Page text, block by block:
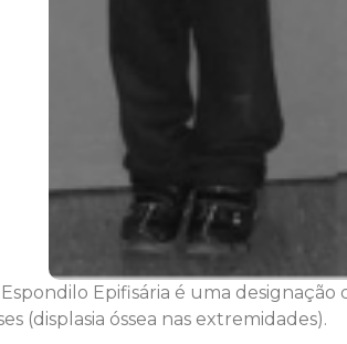
Espondilo Epifisária é uma
(displasia óssea nas extremidades).